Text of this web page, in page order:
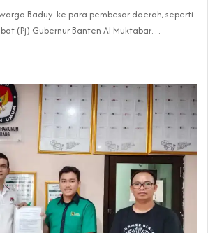
Baduy ke para pembesar daerah, seperti
(Pj) Gubernur Banten Al Muktabar…